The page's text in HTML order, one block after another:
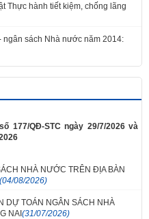
Thực hành tiết kiệm, chống lãng
ngân sách Nhà nước năm 2014:
177/QĐ-STC ngày 29/7/2026 và
NHÀ NƯỚC TRÊN ĐỊA BÀN
(04/08/2026)
DỰ TOÁN NGÂN SÁCH NHÀ
NAI(31/07/2026)